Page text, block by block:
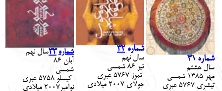
شماره 31
سالهشتم
مهر 1385 شمسي
تیشری 5767 عبري
شماره32
سال نهم
تیر 86 شمسي
تموز 5767 عبري
جولای 2007 ميلادي
شماره 33سال نهم
آبان 86
شمسي
کیسلو 5758 عبري
نوامبر2007 ميلادي